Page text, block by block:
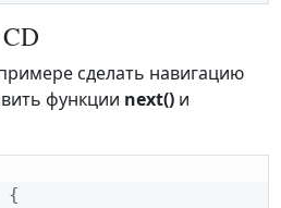
сделать навигацию
функции next() и
{